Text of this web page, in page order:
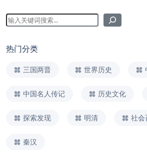
热门分类
三国两晋 世界历史
中国名人传记 历史文化
探索发现 明清 社会
秦汉